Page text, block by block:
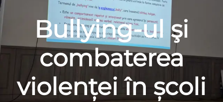
Bullying-ul şi
combaterea
violenței în școli